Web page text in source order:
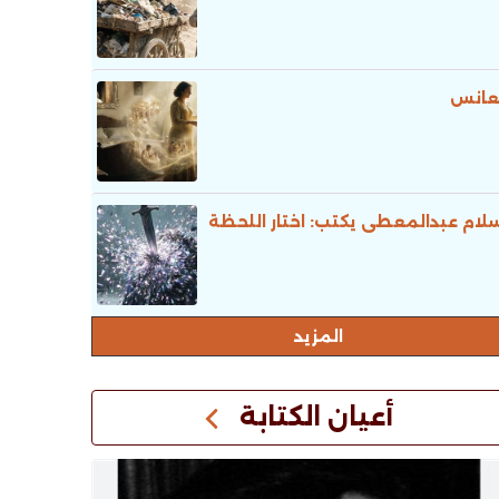
عبدالمعطى يكتب: اختار اللحظة
المزيد
أعيان الكتابة